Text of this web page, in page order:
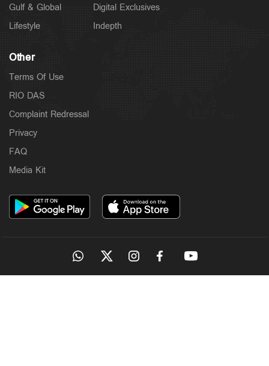
Gulf & Global
Lifestyle
Digital Exclusives
Indepth
Other
Terms Of Use
RIO DAS
Complaint Redressal
Privacy
FAQ
Media Kit